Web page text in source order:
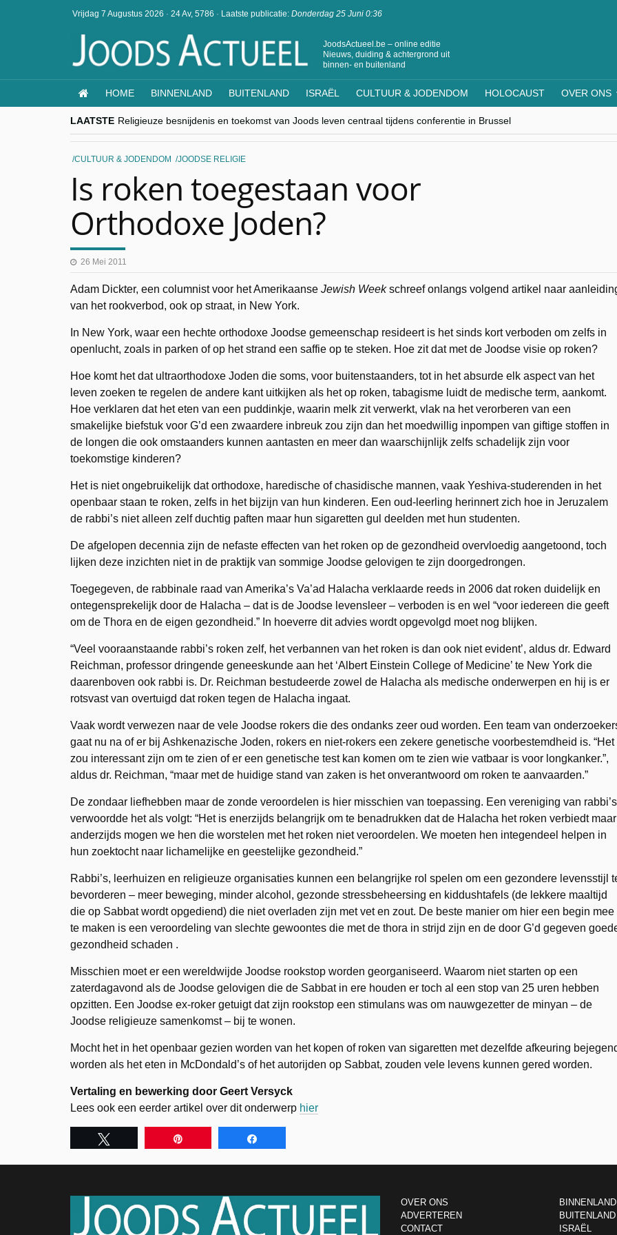
Vrijdag 7 Augustus 2026 · 24 Av, 5786 · Laatste publicatie: Donderdag 25 Juni 0:36
JoodsActueel.be – online editie
Nieuws, duiding & achtergrond uit
binnen- en buitenland
HOME BINNENLAND BUITENLAND ISRAËL CULTUUR & JODENDOM HOLOCAUST OVER ONS
LAATSTE Religieuze besnijdenis en toekomst van Joods leven centraal tijdens conferentie in Brussel
“Besnijdenisdebat toont hoe moeilijk seculiere Westen minderheden begrijpt”, Jinnih Beels (Vooruit)
CITYTRIP | ROEMENIË – Boekarest: de verrassing van Oost-Europa
“Vandaag zit elke Jood in België op de beklaagdenbank”
CULTUUR & JODENDOM JOODSE RELIGIE
Is roken toegestaan voor
Orthodoxe Joden?
26 Mei 2011
Adam Dickter, een columnist voor het Amerikaanse Jewish Weekschreef onlangs volgend artikel naar
van het rookverbod, ook op straat, in New York.
In New York, waar een hechte orthodoxe Joodse gemeenschap resideert is het sinds kort verboden om zelfs in
openlucht, zoals in parken of op het strand een saffie op te steken. Hoe zit dat met de Joodse visie op roken?
Hoe komt het dat ultraorthodoxe Joden die soms, voor buitenstaanders, tot in het absurde elk aspect van het
leven zoeken te regelen de andere kant uitkijken als het op roken, tabagisme luidt de medische term, aankomt.
Hoe verklaren dat het eten van een puddinkje, waarin melk zit verwerkt, vlak na het verorberen van een
smakelijke biefstuk voor G’d een zwaardere inbreuk zou zijn dan het moedwillig inpompen van giftige stoffen in
de longen die ook omstaanders kunnen aantasten en meer dan waarschijnlijk zelfs schadelijk zijn voor
toekomstige kinderen?
Het is niet ongebruikelijk dat orthodoxe, haredische of chasidische mannen, vaak Yeshiva-studerenden in het
openbaar staan te roken, zelfs in het bijzijn van hun kinderen. Een oud-leerling herinnert zich hoe in Jeruzalem
de rabbi’s niet alleen zelf duchtig paften maar hun sigaretten gul deelden met hun studenten.
De afgelopen decennia zijn de nefaste effecten van het roken op de gezondheid overvloedig aangetoond, toch
lijken deze inzichten niet in de praktijk van sommige Joodse gelovigen te zijn doorgedrongen.
Toegegeven, de rabbinale raad van Amerika’s Va’ad Halacha verklaarde reeds in 2006 dat roken duidelijk en
ontegensprekelijk door de Halacha – dat is de Joodse levensleer – verboden is en wel “voor iedereen die geeft
om de Thora en de eigen gezondheid.” In hoeverre dit advies wordt opgevolgd moet nog blijken.
“Veel vooraanstaande rabbi’s roken zelf, het verbannen van het roken is dan ook niet evident’, aldus dr. Edward
Reichman, professor dringende geneeskunde aan het ‘Albert Einstein College of Medicine’ te New York die
daarenboven ook rabbi is. Dr. Reichman bestudeerde zowel de Halacha als medische onderwerpen en hij is er
rotsvast van overtuigd dat roken tegen de Halacha ingaat.
Vaak wordt verwezen naar de vele Joodse rokers die des ondanks zeer oud worden. Een team van
gaat nu na of er bij Ashkenazische Joden, rokers en niet-rokers een zekere genetische voorbestemdheid is. “Het
zou interessant zijn om te zien of er een genetische test kan komen om te zien wie vatbaar is voor longkanker.”,
aldus dr. Reichman, “maar met de huidige stand van zaken is het onverantwoord om roken te aanvaarden.”
De zondaar liefhebben maar de zonde veroordelen is hier misschien van toepassing. Een vereniging van rabbi’s
verwoordde het als volgt: “Het is enerzijds belangrijk om te benadrukken dat de Halacha het roken verbiedt maar
anderzijds mogen we hen die worstelen met het roken niet veroordelen. We moeten hen integendeel helpen in
hun zoektocht naar lichamelijke en geestelijke gezondheid.”
Rabbi’s, leerhuizen en religieuze organisaties kunnen een belangrijke rol spelen om een gezondere levensstijl
bevorderen – meer beweging, minder alcohol, gezonde stressbeheersing en kiddushtafels (de lekkere maaltijd
die op Sabbat wordt opgediend) die niet overladen zijn met vet en zout. De beste manier om hier een begin mee
te maken is een veroordeling van slechte gewoontes die met de thora in strijd zijn en de door G’d gegeven
gezondheid schaden .
Misschien moet er een wereldwijde Joodse rookstop worden georganiseerd. Waarom niet starten op een
zaterdagavond als de Joodse gelovigen die de Sabbat in ere houden er toch al een stop van 25 uren hebben
opzitten. Een Joodse ex-roker getuigt dat zijn rookstop een stimulans was om nauwgezetter de minyan – de
Joodse religieuze samenkomst – bij te wonen.
Mocht het in het openbaar gezien worden van het kopen of roken van sigaretten met dezelfde afkeuring
worden als het eten in McDondald’s of het autorijden op Sabbat, zouden vele levens kunnen gered worden.
Vertaling en bewerking door Geert Versyck
Lees ook een eerder artikel over dit onderwerp hier
OVER ONS
ADVERTEREN
CONTACT
BINNENLAND
BUITENLAND
ISRAËL